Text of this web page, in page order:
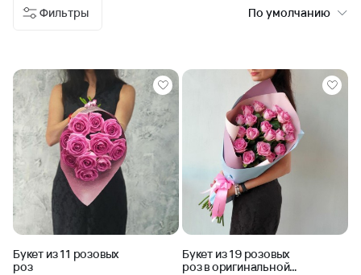
Фильтры По умолчанию
Букет из 11 розовых
роз
Букет из 19 розовых
роз в оригинальной